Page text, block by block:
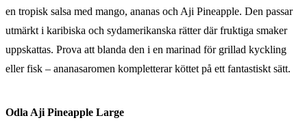
en tropisk salsa med mango, ananas och Aji Pineapple. Den passar
utmärkt i karibiska och sydamerikanska rätter där fruktiga smaker
uppskattas. Prova att blanda den i en marinad för grillad kyckling
eller fisk – ananasaromen kompletterar köttet på ett fantastiskt sätt.
Odla Aji Pineapple Large